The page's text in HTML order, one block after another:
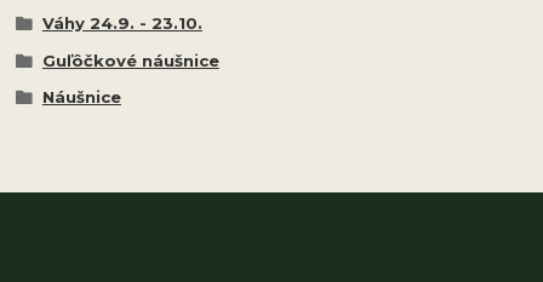
Váhy 24.9. - 23.10.
Guľôčkové náušnice
Náušnice